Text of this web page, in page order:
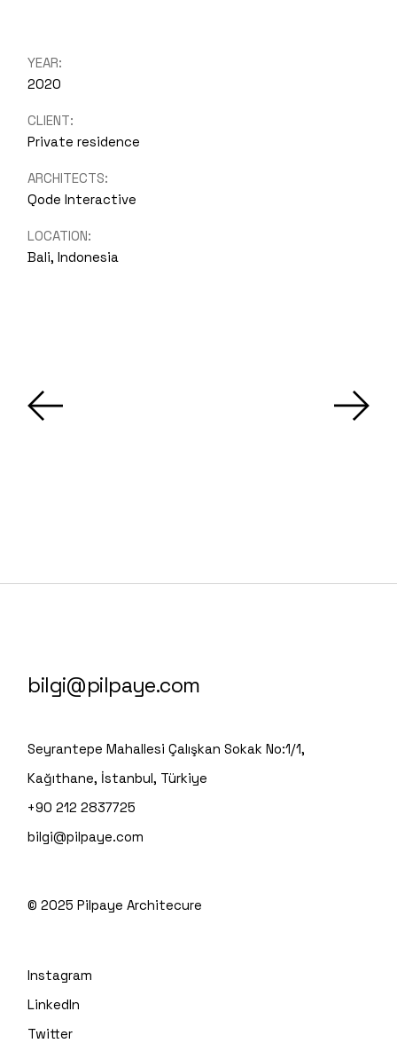
YEAR:
2020
CLIENT:
Private residence
ARCHITECTS:
Qode Interactive
LOCATION:
Bali, Indonesia
bilgi@pilpaye.com
Seyrantepe Mahallesi Çalışkan Sokak No:1/1,
Kağıthane, İstanbul, Türkiye
+90 212 2837725
bilgi@pilpaye.com
© 2025Pilpaye Architecure
Instagram
LinkedIn
Twitter